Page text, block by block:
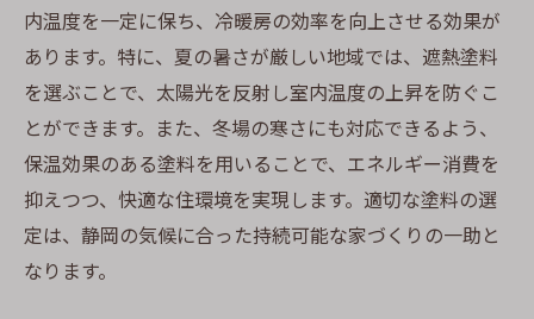
内温度を一定に保ち、冷暖房の効率を向上させる効果が
あります。特に、夏の暑さが厳しい地域では、遮熱塗料
を選ぶことで、太陽光を反射し室内温度の上昇を防ぐこ
とができます。また、冬場の寒さにも対応できるよう、
保温効果のある塗料を用いることで、エネルギー消費を
抑えつつ、快適な住環境を実現します。適切な塗料の選
定は、静岡の気候に合った持続可能な家づくりの一助と
なります。